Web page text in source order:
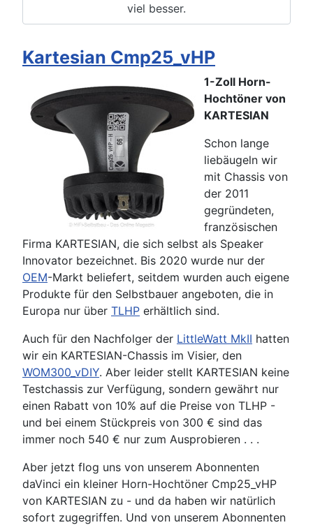
viel besser.
Kartesian Cmp25_vHP
1-Zoll Horn-
Hochtöner von
KARTESIAN
Schon lange
liebäugeln wir
mit Chassis von
der 2011
gegründeten,
französischen
Firma KARTESIAN, die sich selbst als Speaker
Innovator bezeichnet. Bis 2020 wurde nur der
OEM-Markt beliefert, seitdem wurden auch eigene
Produkte für den Selbstbauer angeboten, die in
Europa nur über TLHP erhältlich sind.
Auch für den Nachfolger der LittleWatt MkII hatten
wir ein KARTESIAN-Chassis im Visier, den
WOM300_vDIY. Aber leider stellt KARTESIAN keine
Testchassis zur Verfügung, sondern gewährt nur
einen Rabatt von 10% auf die Preise von TLHP -
und bei einem Stückpreis von 300 € sind das
immer noch 540 € nur zum Ausprobieren . . .
Aber jetzt flog uns von unserem Abonnenten
daVinci ein kleiner Horn-Hochtöner Cmp25_vHP
von KARTESIAN zu - und da haben wir natürlich
sofort zugegriffen. Und von unserem Abonnenten